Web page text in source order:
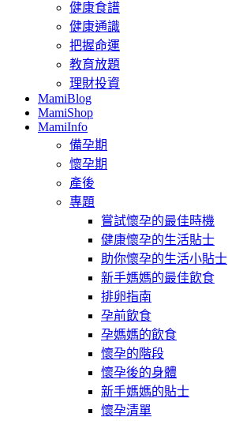
健康食譜
健康通識
把握命運
教育放題
理財投資
MamiBlog
MamiShop
MamiInfo
備孕期
懷孕期
產後
專題
嘗試懷孕的最佳時機
健康懷孕的生活貼士
助你懷孕的生活小貼士
新手媽媽的最佳飲食
排卵指南
孕前飲食
孕媽媽的飲食
懷孕的階段
懷孕後的身體
新手媽媽的貼士
懷孕清單